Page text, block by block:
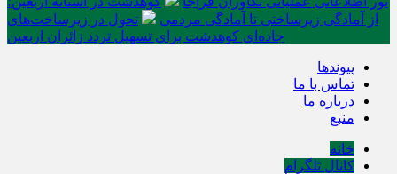
از آمادگی زیرساختی تا آمادگی مردمی
تحول در زیرساخت‌های
جاده‌ای کوهدشت برای تسهیل تردد زائران اربعین
پیوندها
تماس با ما
درباره ما
منبع
خانه
کانال تلگرام